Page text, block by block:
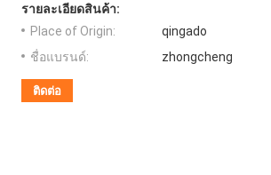
รายละเอียดสินค้า:
Place of Origin:
qingado
ชื่อแบรนด์:
zhongcheng
ติดต่อ